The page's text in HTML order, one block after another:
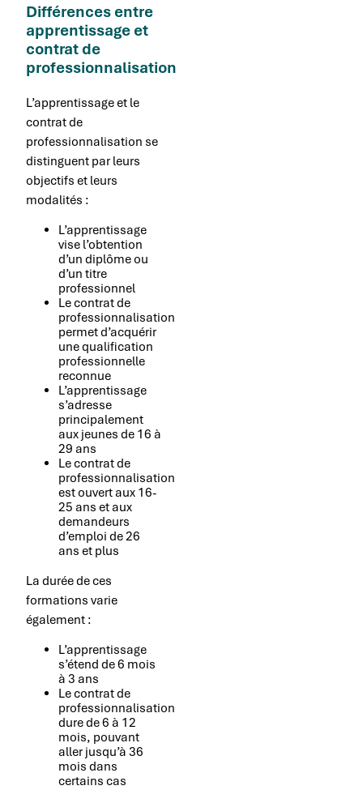
Différences entre
apprentissage et
contrat de
professionnalisation
L’apprentissage et le
contrat de
professionnalisation se
distinguent par leurs
objectifs et leurs
modalités :
L’apprentissage
vise l’obtention
d’un diplôme ou
d’un titre
professionnel
Le contrat de
professionnalisation
permet d’acquérir
une qualification
professionnelle
reconnue
L’apprentissage
s’adresse
principalement
aux jeunes de 16 à
29 ans
Le contrat de
professionnalisation
est ouvert aux 16-
25 ans et aux
demandeurs
d’emploi de 26
ans et plus
La durée de ces
formations varie
également :
L’apprentissage
s’étend de 6 mois
à 3 ans
Le contrat de
professionnalisation
dure de 6 à 12
mois, pouvant
aller jusqu’à 36
mois dans
certains cas